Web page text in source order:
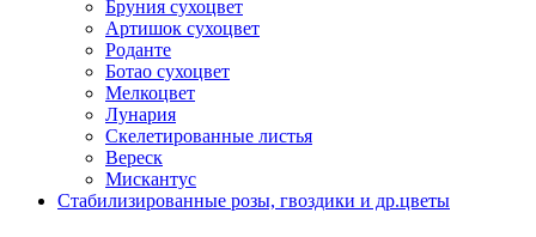
Бруния сухоцвет
Артишок сухоцвет
Роданте
Ботао сухоцвет
Мелкоцвет
Лунария
Скелетированные листья
Вереск
Мискантус
Стабилизированные розы, гвоздики и др.цветы